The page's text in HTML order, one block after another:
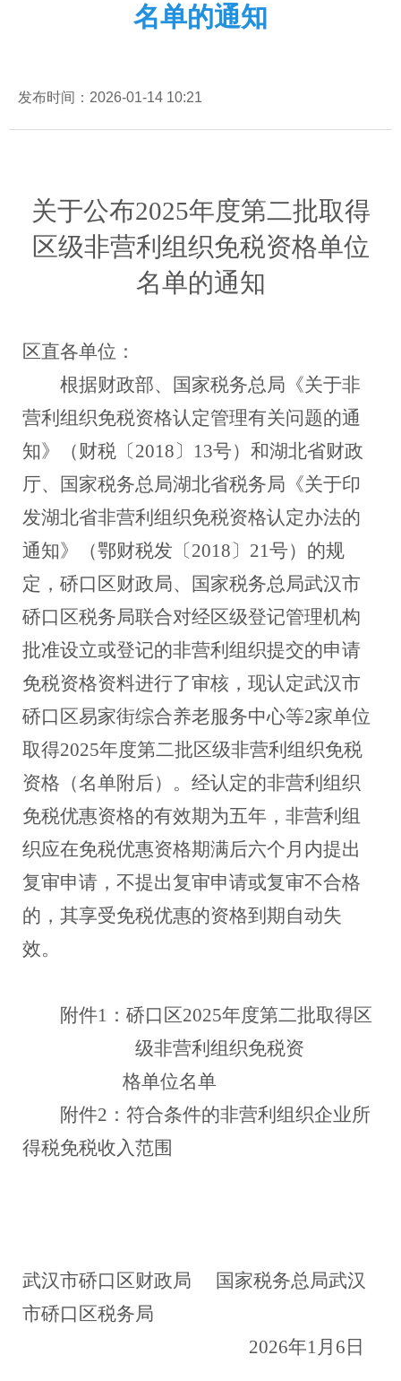
名单的通知
发布时间：2026-01-14 10:21
关于公布2025年度第二批取得
区级非营利组织免税资格单位
名单的通知
区直各单位 ：
根据财政部、国家税务总局《关于非
营利组织免税资格认定管理有关问题的通
知》（财税〔2018〕13号）和湖北省财政
厅、国家税务总局湖北省税务局《关于印
发湖北省非营利组织免税资格认定办法的
通知》（鄂财税发〔2018〕21号）的规
定，硚口区财政局、国家税务总局武汉市
硚口区税务局联合对经区级登记管理机构
批准设立或登记的非营利组织提交的申请
免税资格资料进行了审核，现认定武汉市
硚口区易家街综合养老服务中心等2家单位
取得2025年度第二批区级非营利组织免税
资格（名单附后）。经认定的非营利组织
免税优惠资格的有效期为五年，非营利组
织应在免税优惠资格期满后六个月内提出
复审申请，不提出复审申请或复审不合格
的，其享受免税优惠的资格到期自动失
效。
附件1：硚口区2025年度第二批取得区
级非营利组织免税资
格单位名单
附件2：符合条件的非营利组织企业所
得税免税收入范围
武汉市硚口区财政局
国家税务总局武汉
市硚口区税务局
2026年1 月 6 日